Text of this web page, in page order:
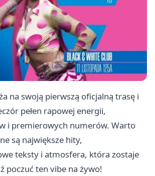
na swoją pierwszą oficjalną trasę i
pełen rapowej energii,
i premierowych numerów. Warto
są największe hity,
teksty i atmosfera, która zostaje
poczuć ten vibe na żywo!